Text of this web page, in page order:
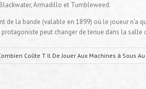
Armadillo et Tumbleweed.
de la bande (valable en 1899) où le joueur n’a
protagoniste peut changer de tenue dans la
Coûte T Il De Jouer Aux Machines à Sous